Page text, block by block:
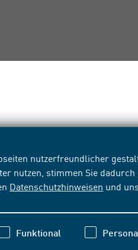
nutzerfreundlicher
nutzen, stimmen Sie
Datenschutzhinweisen und
Funktional